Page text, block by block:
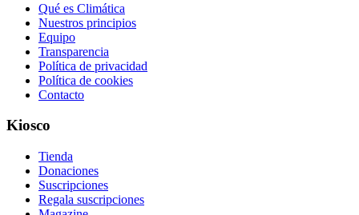
Qué es Climática
Nuestros principios
Equipo
Transparencia
Política de privacidad
Política de cookies
Contacto
Kiosco
Tienda
Donaciones
Suscripciones
Regala suscripciones